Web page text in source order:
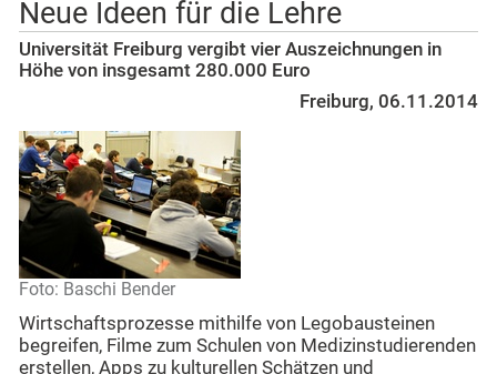
Neue Ideen für die Lehre
Universität Freiburg vergibt vier Auszeichnungen in
Höhe von insgesamt 280.000 Euro
Freiburg, 06.11.2014
Foto: Baschi Bender
Wirtschaftsprozesse mithilfe von Legobausteinen
begreifen, Filme zum Schulen von Medizinstudierenden
erstellen, Apps zu kulturellen Schätzen und